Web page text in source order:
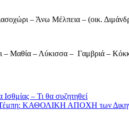
– Άνω Μέλπεια – (οικ.
Μαθία – Λύκισσα – Γαμβριά –
Ισθμίας – Τι θα συζητηθεί
Τέμπη: ΚΑΘΟΛΙΚΗ ΑΠΟΧΗ των